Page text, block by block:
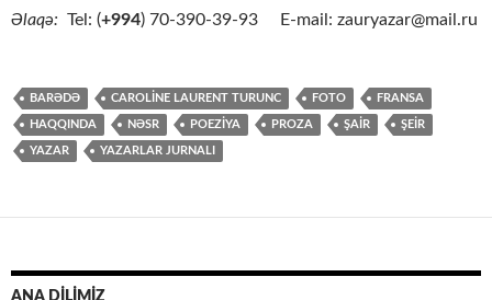
Əlaqə: Tel: (+994) 70-390-39-93 E-mail: zauryazar@mail.ru
BARƏDƏ CAROLİNE LAURENT TURUNC FOTO FRANSA
HAQQINDA NƏSR POEZİYA PROZA ŞAİR ŞEİR
YAZAR YAZARLAR JURNALI
ANA DİLİMİZ